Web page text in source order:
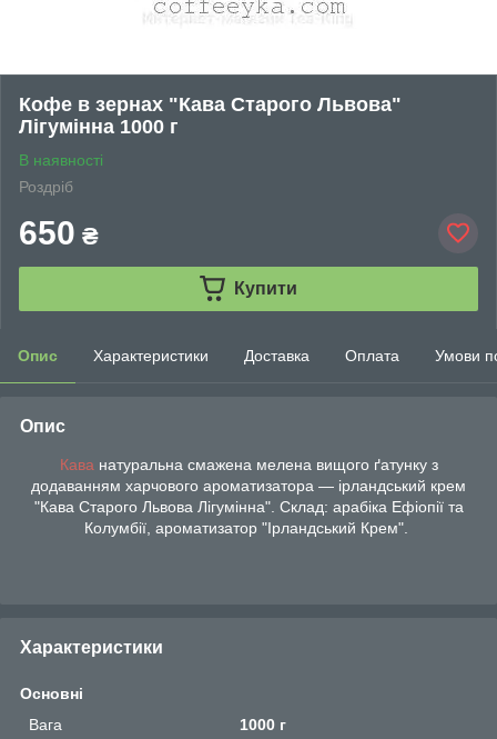
Кофе в зернах "Кава Старого Львова"
Лігумінна 1000 г
В наявності
Роздріб
650 ₴
Купити
Опис Характеристики Доставка Оплата Умови
Опис
Кава натуральна смажена мелена вищого ґатунку з
додаванням харчового ароматизатора — ірландський крем
"Кава Старого Львова Лігумінна". Склад: арабіка Ефіопії та
Колумбії, ароматизатор "Ірландський Крем".
Характеристики
Основні
Вага
1000 г